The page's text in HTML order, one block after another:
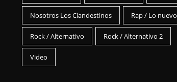
Nosotros Los Clandestinos Rap / Lo nuevo
Rock / Alternativo Rock / Alternativo 2
Video